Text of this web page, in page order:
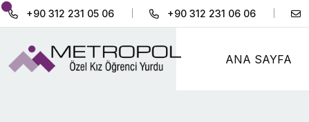
+90 312 231 05 06 +90 312 231 06 06
ANA SAYFA